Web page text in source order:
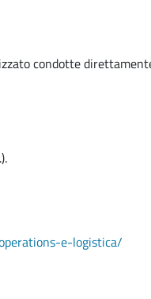
condotte
e-logistica/